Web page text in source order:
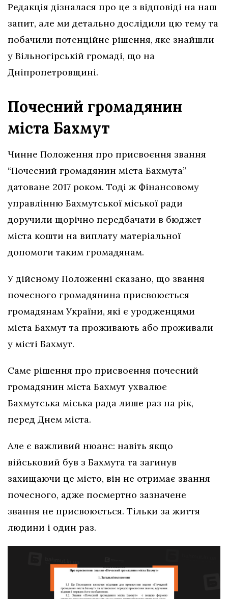
Редакція дізналася про це з відповіді на наш
запит, але ми детально дослідили цю тему та
побачили потенційне рішення, яке знайшли
у Вільногірській громаді, що на
Дніпропетровщині.
Почесний громадянин
міста Бахмут
Чинне Положення про присвоєння звання
“Почесний громадянин міста Бахмута”
датоване 2017 роком. Тоді ж Фінансовому
управлінню Бахмутської міської ради
доручили щорічно передбачати в бюджет
міста кошти на виплату матеріальної
допомоги таким громадянам.
У дійсному Положенні сказано, що звання
почесного громадянина присвоюється
громадянам України, які є уродженцями
міста Бахмут та проживають або проживали
у місті Бахмут.
Саме рішення про присвоєння почесний
громадянин міста Бахмут ухвалює
Бахмутська міська рада лише раз на рік,
перед Днем міста.
Але є важливий нюанс: навіть якщо
військовий був з Бахмута та загинув
захищаючи це місто, він не отримає звання
почесного, адже посмертно зазначене
звання не присвоюється. Тільки за життя
людини і один раз.